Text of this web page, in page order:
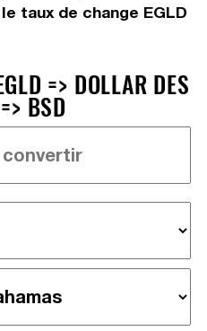
taux de change EGLD
=> DOLLAR DES
BSD